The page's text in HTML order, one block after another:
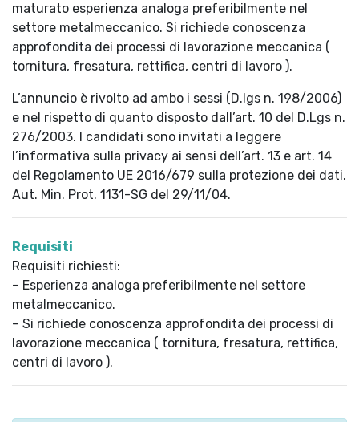
maturato esperienza analoga preferibilmente nel
settore metalmeccanico. Si richiede conoscenza
approfondita dei processi di lavorazione meccanica (
tornitura, fresatura, rettifica, centri di lavoro ).
L’annuncio è rivolto ad ambo i sessi (D.lgs n. 198/2006)
e nel rispetto di quanto disposto dall’art. 10 del D.Lgs n.
276/2003. I candidati sono invitati a leggere
l’informativa sulla privacy ai sensi dell’art. 13 e art. 14
del Regolamento UE 2016/679 sulla protezione dei dati.
Aut. Min. Prot. 1131-SG del 29/11/04.
Requisiti
Requisiti richiesti:
– Esperienza analoga preferibilmente nel settore
metalmeccanico.
– Si richiede conoscenza approfondita dei processi di
lavorazione meccanica ( tornitura, fresatura, rettifica,
centri di lavoro ).